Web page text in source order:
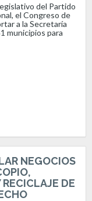
del Partido
el Congreso de
a la Secretaría
municipios para
NEGOCIOS
DE